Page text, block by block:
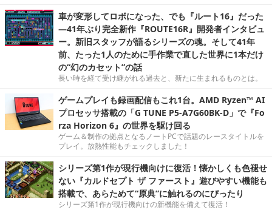
車が変形してロボになった、でも『ルート16』だった
―41年ぶり完全新作『ROUTE16R』開発者インタビュ
ー。新旧スタッフが語るシリーズの魂。そして41年
前、たった1人のために手作業で直した世界に1本だけ
の“幻のカセット”の話
長い時を経て受け継がれる過去と、新たに生まれるものとは。
ゲームプレイも録画配信もこれ1台。AMD Ryzen™ AI
プロセッサ搭載の「G TUNE P5-A7G60BK-D」で『Fo
rza Horizon 6』の世界を駆け回る
ゲーム＆制作の拠点となるノートPCで話題のレースタイトルを
プレイ。放熱性能もチェックしました！
シリーズ第1作が現行機向けに復活！懐かしくも色褪せ
ない『カルドセプト ザ ファースト』遊びやすい機能も
搭載で、あらためて“原典”に触れるのにぴったり
シリーズ第1作が現行機向けの新機能を備えて復活！